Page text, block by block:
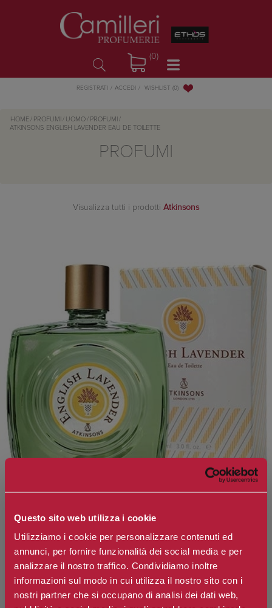
Questo sito web utilizza i cookie
Utilizziamo i cookie per personalizzare contenuti ed
annunci, per fornire funzionalità dei social media e per
analizzare il nostro traffico. Condividiamo inoltre
informazioni sul modo in cui utilizza il nostro sito con i
nostri partner che si occupano di analisi dei dati web,
(0)
REGISTRATI ACCEDI WISHLIST (0)
HOME / PROFUMI / UOMO / PROFUMI /
ATKINSONS ENGLISH LAVENDER EAU DE TOILETTE
PROFUMI
Visualizza tutti i prodotti Atkinsons
ATKINSONS
English Lavender Eau de Toilette